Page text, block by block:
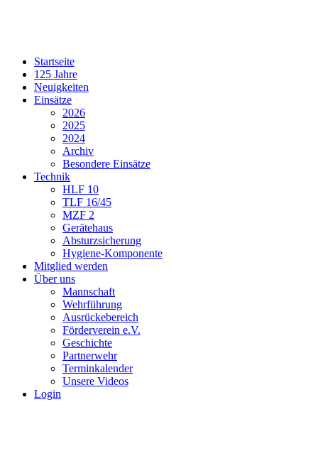
Startseite
125 Jahre
Neuigkeiten
Einsätze
2026
2025
2024
Archiv
Besondere Einsätze
Technik
HLF 10
TLF 16/45
MZF 2
Gerätehaus
Absturzsicherung
Hygiene-Komponente
Mitglied werden
Über uns
Mannschaft
Wehrführung
Ausrückebereich
Förderverein e.V.
Geschichte
Partnerwehr
Terminkalender
Unsere Videos
Login